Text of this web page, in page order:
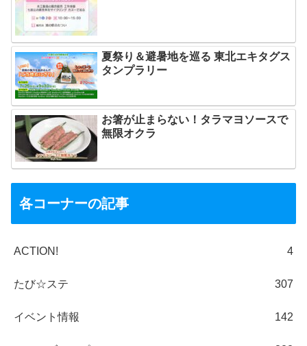
夏祭り＆避暑地を巡る 東北エキタグス
タンプラリー
お箸が止まらない！タラマヨソースで
無限オクラ
各コーナーの記事
ACTION! 4
たび☆ステ 307
イベント情報 142